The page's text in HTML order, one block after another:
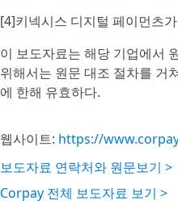
[4]키넥시스 디지털 페이먼츠
이 보도자료는 해당 기업에서
위해서는 원문 대조 절차를 거
에 한해 유효하다.
웹사이트: https://
보도자료 연락처와 원문보기 >
Corpay 전체 보도자료 보기 >